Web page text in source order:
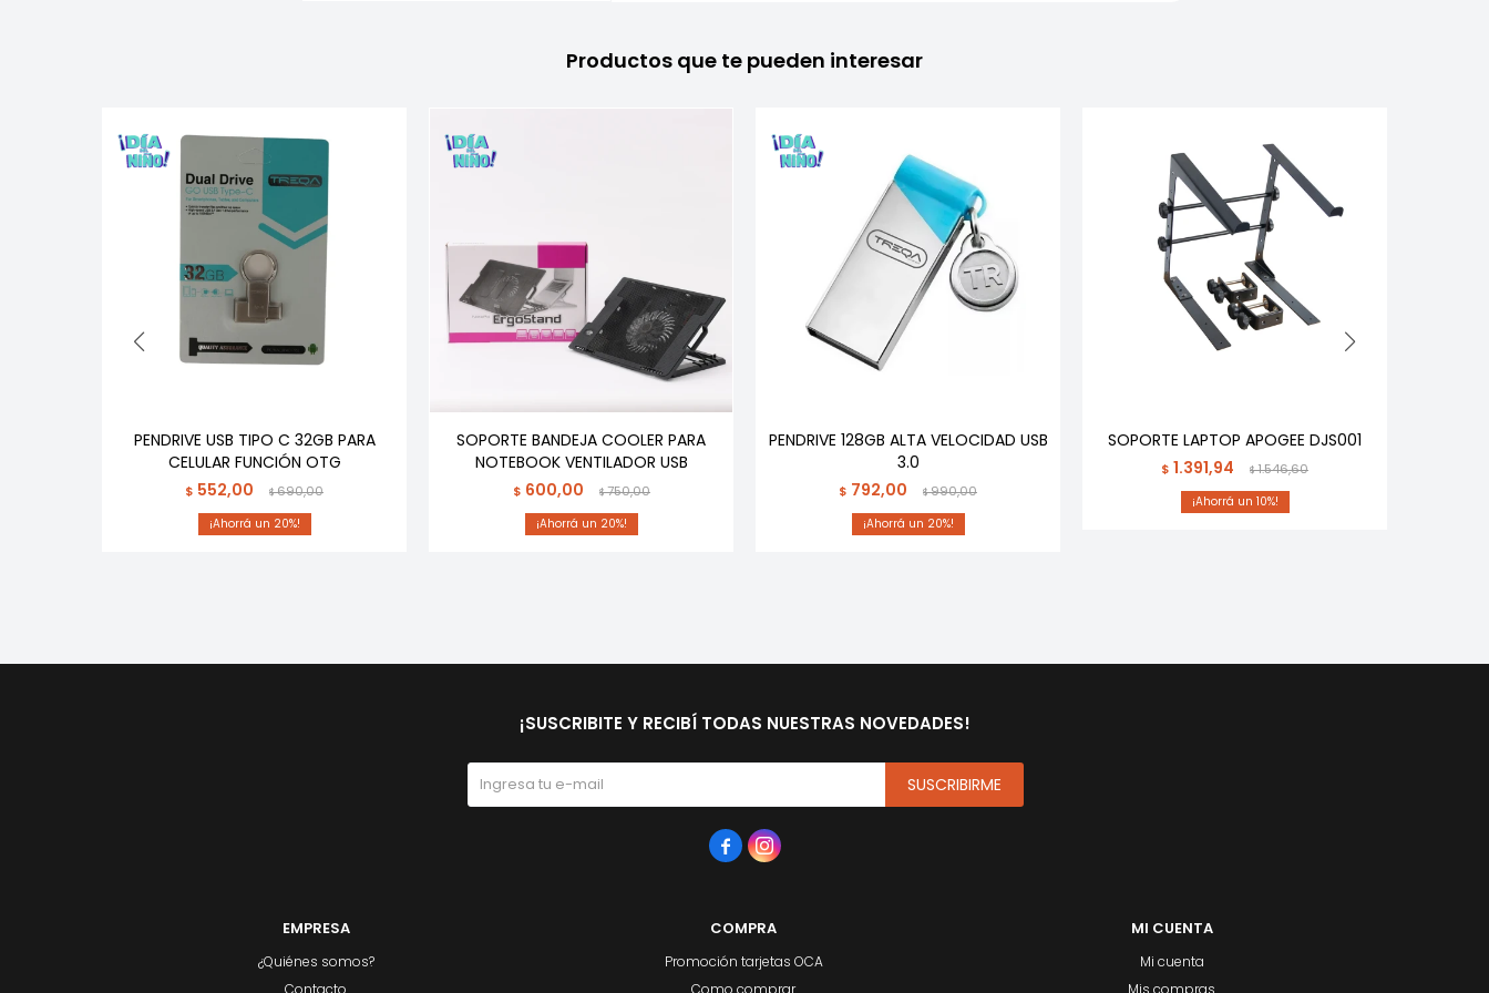
Productos que te pueden interesar
PENDRIVE USB TIPO C 32GB PARA
CELULAR FUNCIÓN OTG
$ 552,00 $690,00
20
SOPORTE BANDEJA COOLER PARA
NOTEBOOK VENTILADOR USB
$ 600,00 $750,00
20
PENDRIVE 128GB ALTA VELOCIDAD USB
3.0
$ 792,00 $990,00
20
SOPORTE LAPTOP APOGEE DJS001
$ 1.391,94 $1.546,60
10
EMPRESA
¿Quiénes somos?
Contacto
COMPRA
Promoción tarjetas OCA
Como comprar
MI CUENTA
Mi cuenta
Mis compras
¡SUSCRIBITE Y RECIBÍ TODAS NUESTRAS NOVEDADES!
SUSCRIBIRME
 